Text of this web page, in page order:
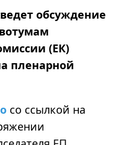
обсуждение
(ЕК)
пленарной
со ссылкой на